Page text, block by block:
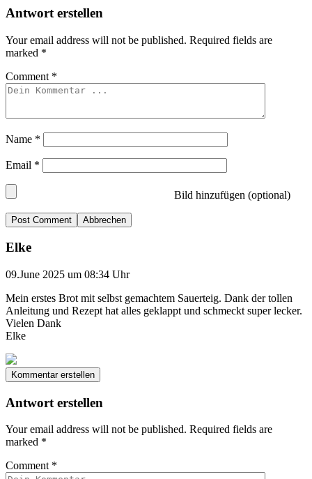
Antwort erstellen
Your email address will not be published. Required fields are
marked *
Comment *
Name *
Email *
Bild hinzufügen (optional)
Abbrechen
Elke
09.June 2025 um 08:34 Uhr
Mein erstes Brot mit selbst gemachtem Sauerteig. Dank der tollen
Anleitung und Rezept hat alles geklappt und schmeckt super lecker.
Vielen Dank
Elke
Kommentar erstellen
Antwort erstellen
Your email address will not be published. Required fields are
marked *
Comment *